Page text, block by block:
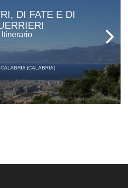
DI FATE E DI
Itinerario
(CALABRIA)